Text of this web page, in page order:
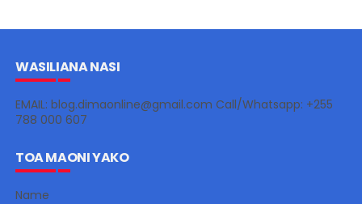
WASILIANA NASI
EMAIL: blog.dimaonline@gmail.com Call/Whatsapp: +255
788 000 607
TOA MAONI YAKO
Name